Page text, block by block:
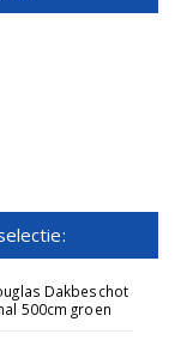
Dakbeschot
500cm groen